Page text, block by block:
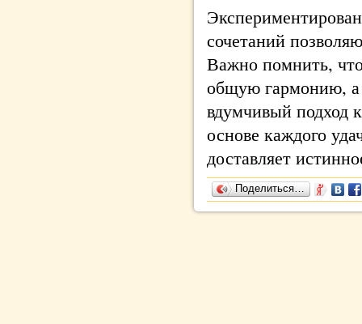
сочетаний
Важно помнить,
общую гармонию, а
вдумчивый подход
основе каждого
доставляет
Поделиться…